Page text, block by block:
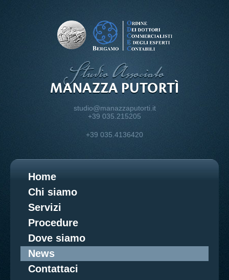
studio@manazzaputorti.it
+39 035.215205
+39 035.4136420
Home
Chi siamo
Servizi
Procedure
Dove siamo
News
Contattaci